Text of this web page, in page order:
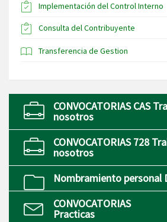
Implementación del Control Interno
Consulta del Contribuyente
Transferencia de Gestion
CONVOCATORIAS CAS
nosotros
CONVOCATORIAS 728
nosotros
Nombramiento personal
CONVOCATORIAS
Practicas